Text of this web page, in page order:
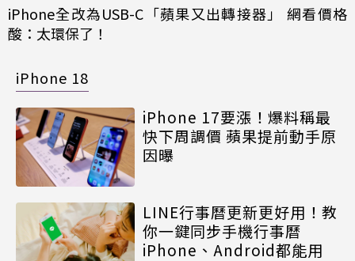
iPhone全改為USB-C「蘋果又出轉接器」 網看價格
酸：太環保了！
iPhone 18
iPhone 17要漲！爆料稱最
快下周調價 蘋果提前動手原
因曝
LINE行事曆更新更好用！教
你一鍵同步手機行事曆
iPhone、Android都能用